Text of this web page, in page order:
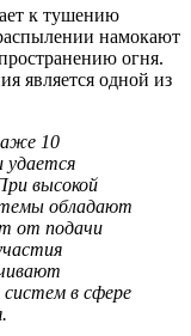
к тушению
намокают
огня.
является одной из
10
удается
высокой
обладают
от подачи
систем в сфере